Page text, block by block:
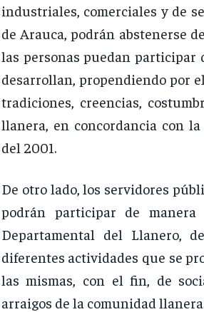
industriales, comerciales y de
de Arauca, podrán abstenerse
las personas puedan participar
desarrollan, propendiendo por
tradiciones, creencias,
llanera, en concordancia con
del 2001.
De otro lado, los servidores
podrán participar de
Departamental del Llanero,
diferentes actividades que se
las mismas, con el fin, de
arraigos de la comunidad